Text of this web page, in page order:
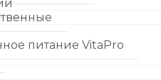
питание VitaPro